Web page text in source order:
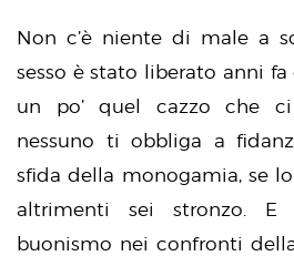
Non c’è niente di male a
sesso è stato liberato anni fa
un po’ quel cazzo che ci
nessuno ti obbliga a
sfida della monogamia, se
altrimenti sei stronzo.
buonismo nei confronti